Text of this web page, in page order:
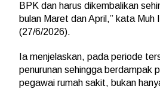
BPK dan harus dikembalikan
bulan Maret dan April,” kata
(27/6/2026).
Ia menjelaskan, pada periode
penurunan sehingga berdampak
pegawai rumah sakit, bukan